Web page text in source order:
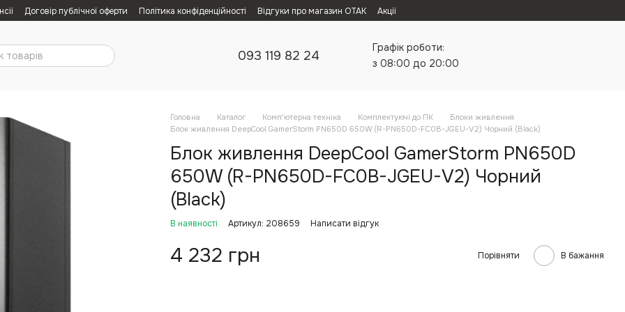
Договір публічної оферти Політика конфіденційності Відгуки про магазин ОТАК Акції
093 119 82 24
Графік роботи:
з 08:00 до 20:00
Головна Каталог Комп'ютерна техніка Комплектуючі до ПК
Блоки живлення
Блок живлення DeepCool GamerStorm PN650D 650W (R-PN650D-FC0B-JGEU-V2) Чорний (Black)
Блок живлення DeepCool GamerStorm PN650D
650W (R-PN650D-FC0B-JGEU-V2) Чорний
(Black)
В наявності Артикул: 208659 Написати відгук
4 232 грн Порівняти В бажання